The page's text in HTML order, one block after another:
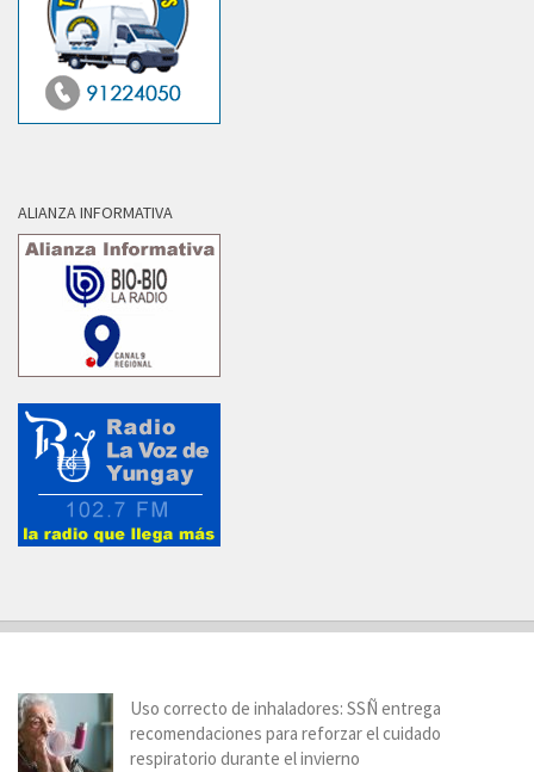
ALIANZA INFORMATIVA
Uso correcto de inhaladores: SSÑ entrega
recomendaciones para reforzar el cuidado
respiratorio durante el invierno